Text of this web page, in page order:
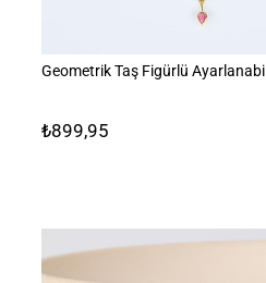
Geometrik Taş Figürlü
₺899,95